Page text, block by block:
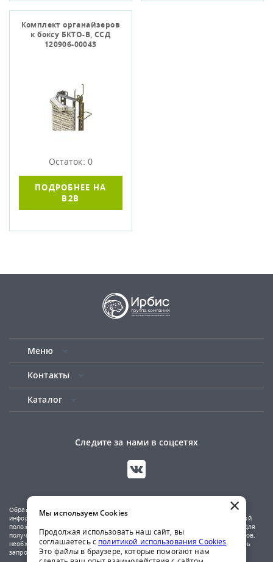
Комплект органайзеров
к боксу БКТО-В, ССД
120906-00043
Остаток: 0
ПОДРОБНЕЕ НА
B2B
Меню
Контакты
Каталог
Следите за нами в соцсетях
Обращаем ваше внимание на то, что данный сайт носит исключительно
информационный характер и не является публичной офертой, определяемой
положениями Статьи 437(2) Гражданского кодекса Российской Федерации. Для
получения подробной информации о наличии и стоимости указанных товаров,
необходимо обратиться к менеджерам компании по телефону или отправить
запрос на почтовый адрес указанный в контактах.
×
Мы используем Cookies
Продолжая использовать наш сайт, вы
соглашаетесь с политикой использования Cookies.
Это файлы в браузере, которые помогают нам